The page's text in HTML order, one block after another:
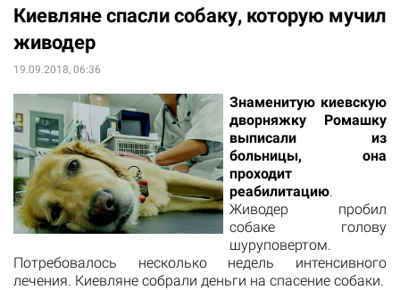
Киевляне спасли собаку, которую мучил
живодер
19.09.2018, 06:36
Знаменитую киевскую
дворняжку Ромашку
выписали из
больницы, она
проходит
реабилитацию.
Живодер пробил
собаке голову
шуруповертом.
Потребовалось несколько недель интенсивного
лечения. Киевляне собрали деньги на спасение собаки.